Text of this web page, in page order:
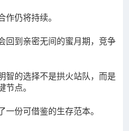
仍将持续。
回到亲密无间的蜜月期，竞争
智的选择不是拱火站队，而是
点。
份可借鉴的生存范本。